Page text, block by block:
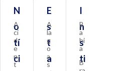
N
o
tí
ci
A
ci
d
e
n
t
E
s
t
a
A
la
g
o
a
s
I
n
s
ti
B
a
hi
a
B